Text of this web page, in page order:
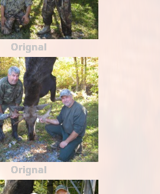
Orignal
Orignal